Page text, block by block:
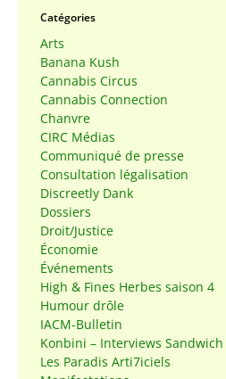
Catégories
Arts
Banana Kush
Cannabis Circus
Cannabis Connection
Chanvre
CIRC Médias
Communiqué de presse
Consultation légalisation
Discreetly Dank
Dossiers
Droit/Justice
Économie
Événements
High & Fines Herbes saison 4
Humour drôle
IACM-Bulletin
Konbini – Interviews Sandwich
Les Paradis Arti7iciels